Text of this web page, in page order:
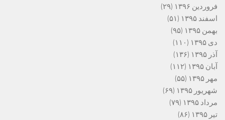
فروردین ۱۳۹۶
(۲۹)
اسفند ۱۳۹۵
(۵۱)
بهمن ۱۳۹۵
(۹۵)
دی ۱۳۹۵
(۱۱۰)
آذر ۱۳۹۵
(۱۳۶)
آبان ۱۳۹۵
(۱۱۲)
مهر ۱۳۹۵
(۵۵)
شهریور ۱۳۹۵
(۶۹)
مرداد ۱۳۹۵
(۷۹)
تیر ۱۳۹۵
(۸۶)